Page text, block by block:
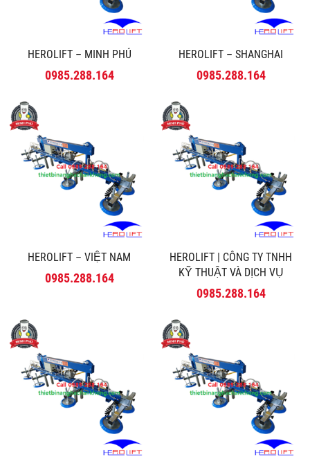
HEROLIFT – MINH PHÚ
0985.288.164
HEROLIFT – SHANGHAI
0985.288.164
HEROLIFT – VIỆT NAM
0985.288.164
HEROLIFT | CÔNG TY TNHH
KỸ THUẬT VÀ DỊCH VỤ
MINH PHÚ
0985.288.164